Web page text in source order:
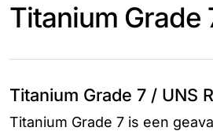
Titanium Grade
Titanium Grade 7 / UNS
Titanium Grade 7 is een